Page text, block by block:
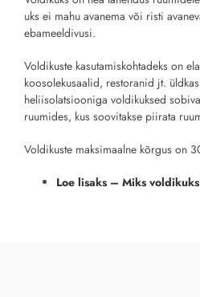
uks ei mahu avanema või risti
ebameeldivusi.
Voldikuste kasutamiskohtadeks on
koosolekusaalid, restoranid jt.
heliisolatsiooniga voldikuksed
ruumides, kus soovitakse piirata
Voldikuste maksimaalne kõrgus on
Loe lisaks – Miks